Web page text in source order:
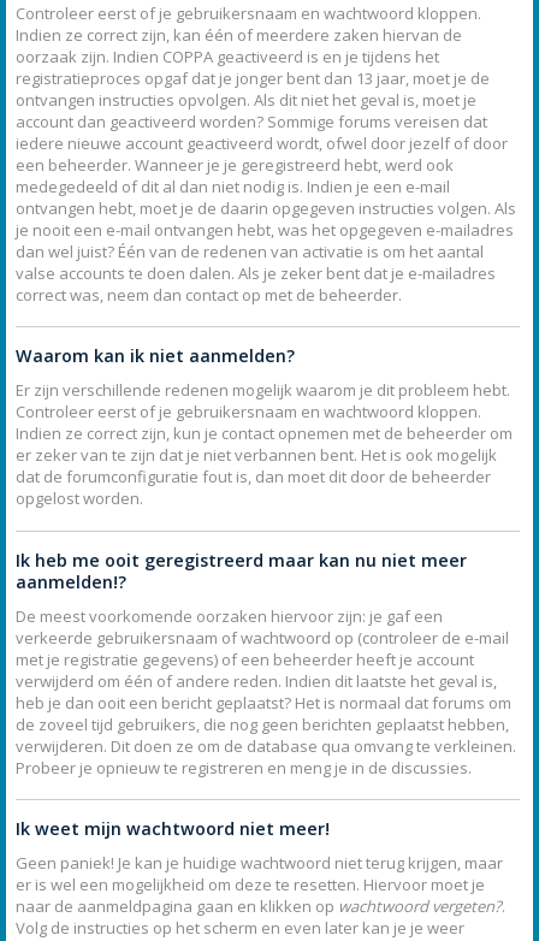
Controleer eerst of je gebruikersnaam en wachtwoord kloppen.
Indien ze correct zijn, kan één of meerdere zaken hiervan de
oorzaak zijn. Indien COPPA geactiveerd is en je tijdens het
registratieproces opgaf dat je jonger bent dan 13 jaar, moet je de
ontvangen instructies opvolgen. Als dit niet het geval is, moet je
account dan geactiveerd worden? Sommige forums vereisen dat
iedere nieuwe account geactiveerd wordt, ofwel door jezelf of door
een beheerder. Wanneer je je geregistreerd hebt, werd ook
medegedeeld of dit al dan niet nodig is. Indien je een e-mail
ontvangen hebt, moet je de daarin opgegeven instructies volgen. Als
je nooit een e-mail ontvangen hebt, was het opgegeven e-mailadres
dan wel juist? Één van de redenen van activatie is om het aantal
valse accounts te doen dalen. Als je zeker bent dat je e-mailadres
correct was, neem dan contact op met de beheerder.
Waarom kan ik niet aanmelden?
Er zijn verschillende redenen mogelijk waarom je dit probleem hebt.
Controleer eerst of je gebruikersnaam en wachtwoord kloppen.
Indien ze correct zijn, kun je contact opnemen met de beheerder om
er zeker van te zijn dat je niet verbannen bent. Het is ook mogelijk
dat de forumconfiguratie fout is, dan moet dit door de beheerder
opgelost worden.
Ik heb me ooit geregistreerd maar kan nu niet meer
aanmelden!?
De meest voorkomende oorzaken hiervoor zijn: je gaf een
verkeerde gebruikersnaam of wachtwoord op (controleer de e-mail
met je registratie gegevens) of een beheerder heeft je account
verwijderd om één of andere reden. Indien dit laatste het geval is,
heb je dan ooit een bericht geplaatst? Het is normaal dat forums om
de zoveel tijd gebruikers, die nog geen berichten geplaatst hebben,
verwijderen. Dit doen ze om de database qua omvang te verkleinen.
Probeer je opnieuw te registreren en meng je in de discussies.
Ik weet mijn wachtwoord niet meer!
Geen paniek! Je kan je huidige wachtwoord niet terug krijgen, maar
er is wel een mogelijkheid om deze te resetten. Hiervoor moet je
naar de aanmeldpagina gaan en klikken op wachtwoord vergeten?.
Volg de instructies op het scherm en even later kan je je weer